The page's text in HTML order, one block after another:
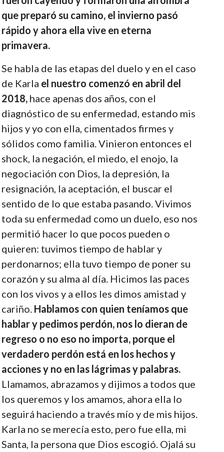
que preparó su camino, el invierno pasó
rápido y ahora ella vive en eterna
primavera.
Se habla de las etapas del duelo y en el caso
de Karla el nuestro comenzó en abril del
2018,hace apenas dos años, con el
diagnóstico de su enfermedad, estando mis
hijos y yo con ella, cimentados firmes y
sólidos como familia. Vinieron entonces el
shock, la negación, el miedo, el enojo, la
negociación con Dios, la depresión, la
resignación, la aceptación, el buscar el
sentido de lo que estaba pasando. Vivimos
toda su enfermedad como un duelo, eso nos
permitió hacer lo que pocos pueden o
quieren: tuvimos tiempo de hablar y
perdonarnos; ella tuvo tiempo de poner su
corazón y su alma al día. Hicimos las paces
con los vivos y a ellos les dimos amistad y
cariño. Hablamos con quien teníamos que
hablar y pedimos perdón, nos lo dieran de
regreso o no eso no importa, porque el
verdadero perdón está en los hechos y
acciones y no en las lágrimas y palabras.
Llamamos, abrazamos y dijimos a todos que
los queremos y los amamos, ahora ella lo
seguirá haciendo a través mío y de mis hijos.
Karla no se merecía esto, pero fue ella, mi
Santa, la persona que Dios escogió. Ojalá su